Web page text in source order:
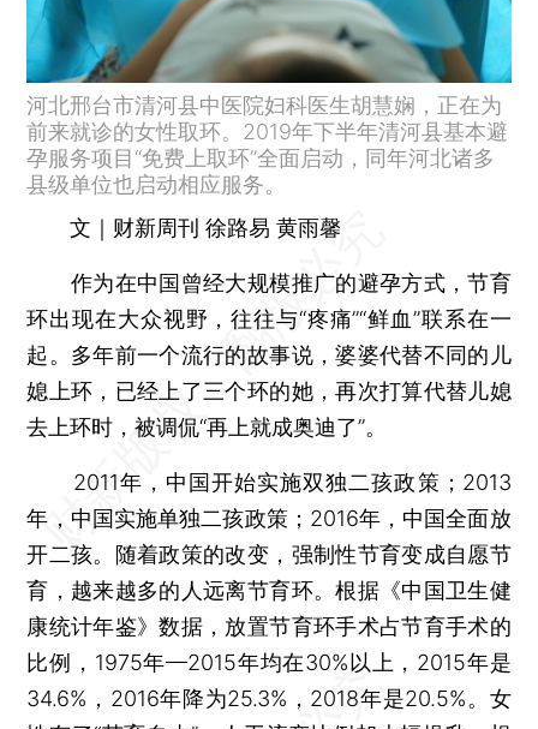
河北邢台市清河县中医院妇科医生胡慧娴，正在为
前来就诊的女性取环。2019年下半年清河县基本避
孕服务项目“免费上取环”全面启动，同年河北诸多
县级单位也启动相应服务。
文｜财新周刊 徐路易 黄雨馨
作为在中国曾经大规模推广的避孕方式，节育
环出现在大众视野，往往与“疼痛”“鲜血”联系在一
起。多年前一个流行的故事说，婆婆代替不同的儿
媳上环，已经上了三个环的她，再次打算代替儿媳
去上环时，被调侃“再上就成奥迪了”。
2011年，中国开始实施双独二孩政策；2013
年，中国实施单独二孩政策；2016年，中国全面放
开二孩。随着政策的改变，强制性节育变成自愿节
育，越来越多的人远离节育环。根据《中国卫生健
康统计年鉴》数据，放置节育环手术占节育手术的
比例，1975年—2015年均在30%以上，2015年是
34.6%，2016年降为25.3%，2018年是20.5%。女